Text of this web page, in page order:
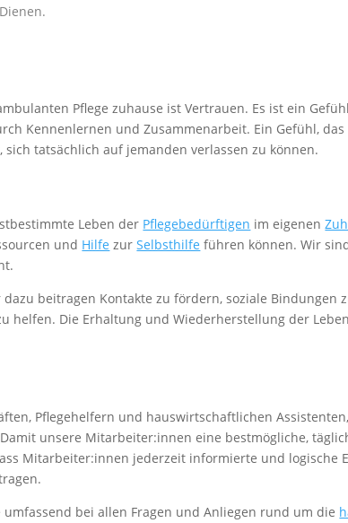
Pflege zuhause ist Vertrauen. Es ist ein
Kennenlernen und Zusammenarbeit. Ein Gefühl,
tatsächlich auf jemanden verlassen zu können.
Leben der Pflegebedürftigen im eigenen
und Hilfe zurSelbsthilfe führen können. Wir
beitragen Kontakte zu fördern, soziale
helfen. Die Erhaltung und Wiederherstellung der
Pflegehelfern und hauswirtschaftlichen
unsere Mitarbeiter:innen eine bestmögliche,
Mitarbeiter:innen jederzeit informierte und logische
bei allen Fragen und Anliegen rund um die